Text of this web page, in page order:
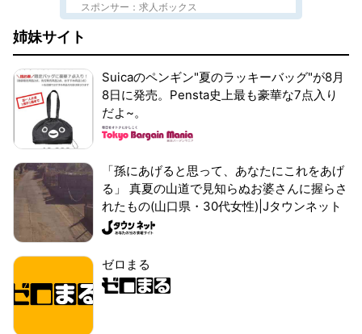
スポンサー：求人ボックス
姉妹サイト
Suicaのペンギン"夏のラッキーバッグ"が8月
8日に発売。Pensta史上最も豪華な7点入り
だよ~。
「孫にあげると思って、あなたにこれをあげ
る」 真夏の山道で見知らぬお婆さんに握らさ
れたもの(山口県・30代女性)|Jタウンネット
ゼロまる